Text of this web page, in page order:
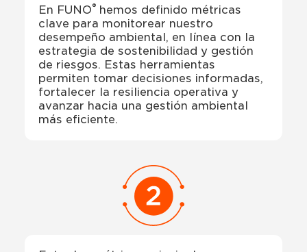
En FUNO® hemos definido métricas
clave para monitorear nuestro
desempeño ambiental, en línea con la
estrategia de sostenibilidad y gestión
de riesgos. Estas herramientas
permiten tomar decisiones informadas,
fortalecer la resiliencia operativa y
avanzar hacia una gestión ambiental
más eficiente.